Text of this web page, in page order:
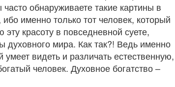
обнаруживаете такие картины в
именно только тот человек, который
красоту в повседневной суете,
духовного мира. Как так?! Ведь именно
видеть и различать естественную,
человек. Духовное богатство –